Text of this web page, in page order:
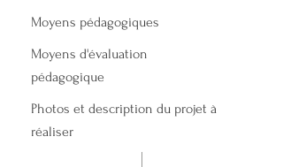
Moyens pédagogiques
Moyens d'évaluation
pédagogique
Photos et description du projet à
réaliser